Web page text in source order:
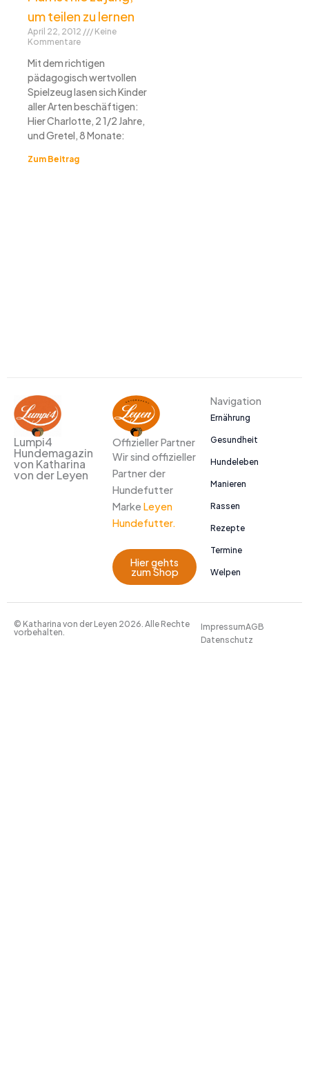
um teilen zu lernen
April 22, 2012
Keine
Kommentare
Mit dem richtigen
pädagogisch wertvollen
Spielzeug lasen sich Kinder
aller Arten beschäftigen:
Hier Charlotte, 2 1/2 Jahre,
und Gretel, 8 Monate:
Zum Beitrag
Lumpi4
Hundemagazin
von Katharina
von der Leyen
Offizieller Partner
Wir sind offizieller
Partner der
Hundefutter
Marke Leyen
Hundefutter.
Hier gehts
zum Shop
Navigation
Ernährung
Gesundheit
Hundeleben
Manieren
Rassen
Rezepte
Termine
Welpen
© Katharina von der Leyen 2026. Alle Rechte
vorbehalten.
ImpressumAGB
Datenschutz